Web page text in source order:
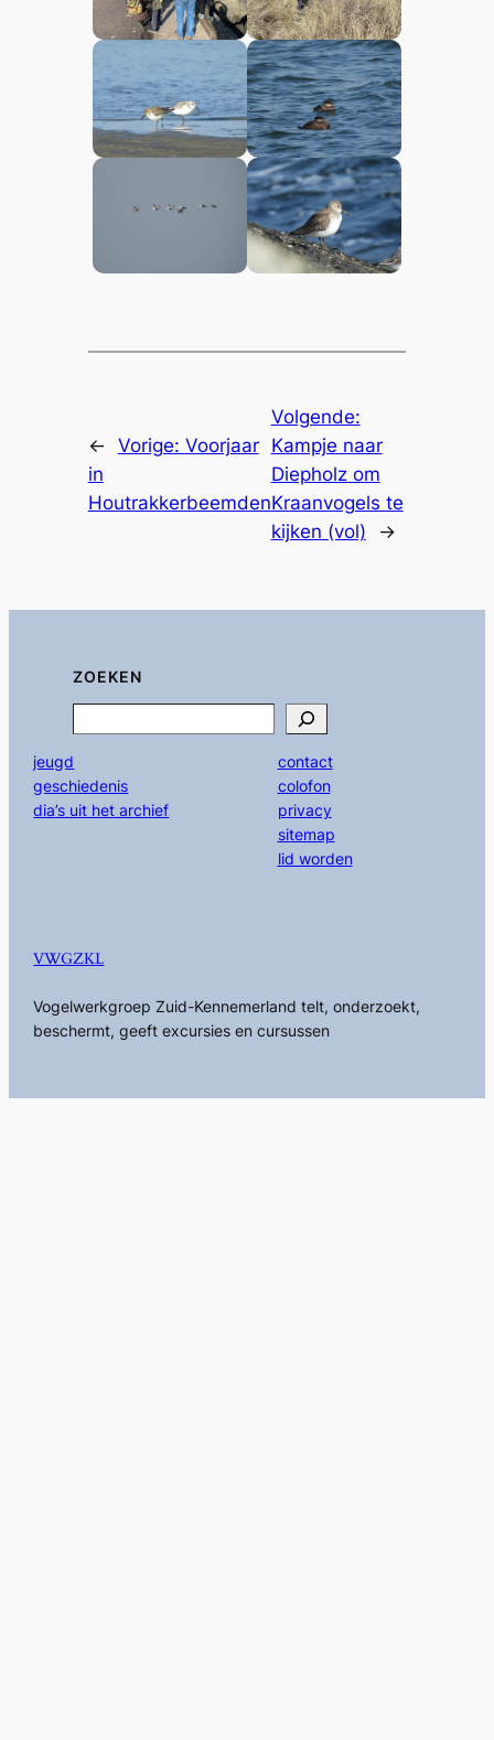
← Vorige: Voorjaar
in
Houtrakkerbeemden
Volgende:
Kampje naar
Diepholz om
Kraanvogels te
kijken (vol)
→
ZOEKEN
jeugd
geschiedenis
dia’s uit het archief
contact
colofon
privacy
sitemap
lid worden
VWGZKL
Vogelwerkgroep Zuid-Kennemerland telt, onderzoekt,
beschermt, geeft excursies en cursussen